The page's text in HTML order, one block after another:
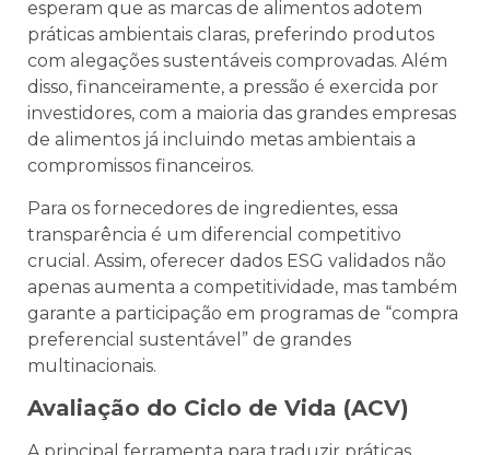
esperam que as marcas de alimentos adotem
práticas ambientais claras, preferindo produtos
com alegações sustentáveis comprovadas. Além
disso, financeiramente, a pressão é exercida por
investidores, com a maioria das grandes empresas
de alimentos já incluindo metas ambientais a
compromissos financeiros.
Para os fornecedores de ingredientes, essa
transparência é um diferencial competitivo
crucial. Assim, oferecer dados ESG validados não
apenas aumenta a competitividade, mas também
garante a participação em programas de “compra
preferencial sustentável” de grandes
multinacionais.
Avaliação do Ciclo de Vida (ACV)